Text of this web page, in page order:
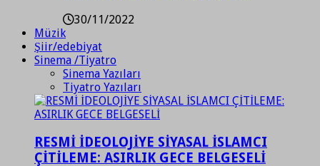
30/11/2022
Müzik
Şiir/edebiyat
Sinema /Tiyatro
Sinema Yazıları
Tiyatro Yazıları
RESMİ İDEOLOJİYE SİYASAL İSLAMCI
ÇİTİLEME: ASIRLIK GECE BELGESELİ